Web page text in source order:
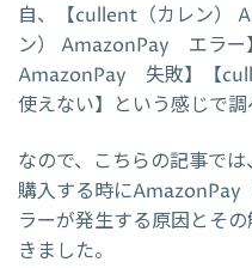
自、【cullent（カレン）
ン） AmazonPay エラー
AmazonPay 失敗】【
使えない】という感じで調
なので、こちらの記事で
購入する時にAmazonPay
ラーが発生する原因とそ
きました。